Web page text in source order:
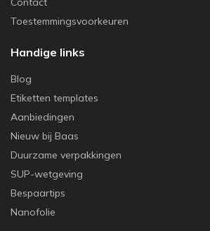
Toestemmingsvoorkeuren
Handige links
Blog
Etiketten templates
Aanbiedingen
Nieuw bij Baas
Duurzame verpakkingen
SUP-wetgeving
Bespaartips
Nanofolie